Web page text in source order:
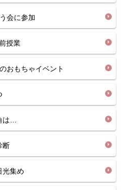
会に参加
授業
おもちゃイベント
…
断
集め